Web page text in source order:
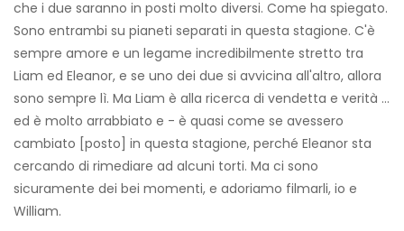
che i due saranno in posti molto diversi. Come ha spiegato.
Sono entrambi su pianeti separati in questa stagione. C'è
sempre amore e un legame incredibilmente stretto tra
Liam ed Eleanor, e se uno dei due si avvicina all'altro, allora
sono sempre lì. Ma Liam è alla ricerca di vendetta e verità ...
ed è molto arrabbiato e - è quasi come se avessero
cambiato [posto] in questa stagione, perché Eleanor sta
cercando di rimediare ad alcuni torti. Ma ci sono
sicuramente dei bei momenti, e adoriamo filmarli, io e
William.